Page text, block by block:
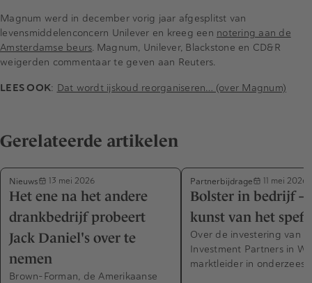
Magnum werd in december vorig jaar afgesplitst van
levensmiddelenconcern Unilever en kreeg een notering aan de
Amsterdamse beurs. Magnum, Unilever, Blackstone en CD&R
weigerden commentaar te geven aan Reuters.
LEES OOK: Dat wordt ijskoud reorganiseren… (over Magnum)
Gerelateerde artikelen
Nieuws 13 mei 2026
Het ene na het andere
drankbedrijf probeert
Jack Daniel's over te
nemen
Brown-Forman, de Amerikaanse
Partnerbijdrage 11 mei 2026
Bolster in bedrijf –
kunst van het
Over de investering van
Investment Partners in
marktleider in